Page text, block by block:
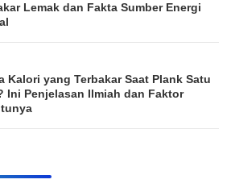
Lemak dan Fakta Sumber Energi
Kalori yang Terbakar Saat Plank Satu
Ini Penjelasan Ilmiah dan Faktor